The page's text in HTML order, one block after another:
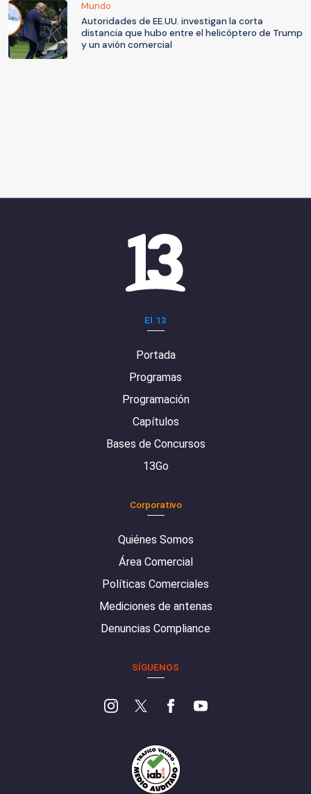
Mundo
Autoridades de EE.UU. investigan la corta
distancia que hubo entre el helicóptero de Trump
y un avión comercial
El 13
Portada
Programas
Programación
Capítulos
Bases de Concursos
13Go
Corporativo
Quiénes Somos
Área Comercial
Políticas Comerciales
Mediciones de antenas
Denuncias Compliance
SÍGUENOS